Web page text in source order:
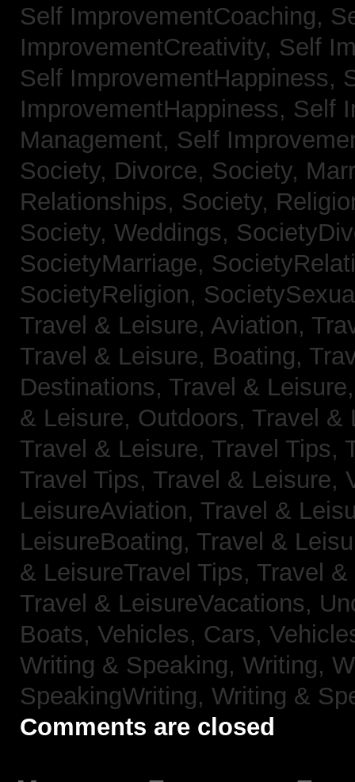
Self ImprovementCoaching,
ImprovementCreativity, Self
Self ImprovementHappiness,
ImprovementHappiness, Self
Management, Self
Society, Divorce, Society,
Relationships, Society,
Society, Weddings,
SocietyMarriage,
SocietyReligion,
Travel & Leisure, Aviation,
Travel & Leisure, Boating,
Destinations, Travel &
& Leisure, Outdoors, Travel &
Travel & Leisure, Travel Tips,
Travel Tips, Travel & Leisure,
LeisureAviation, Travel &
LeisureBoating, Travel &
& LeisureTravel Tips, Travel
Travel & LeisureVacations,
Boats, Vehicles, Cars,
Writing & Speaking, Writing,
SpeakingWriting, Writing &
Comments are closed